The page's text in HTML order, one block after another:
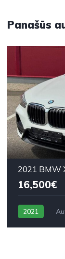
Panašūs
2021 BMW
16,500€
2021